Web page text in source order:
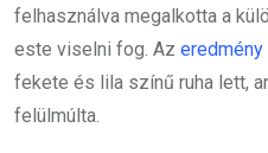
felhasználva megalkotta a
este viselni fog. Az eredmény
fekete és lila színű ruha lett,
felülmúlta.